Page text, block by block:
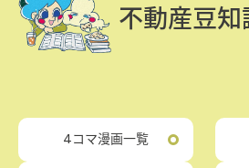
不動産豆
4コマ漫画一覧